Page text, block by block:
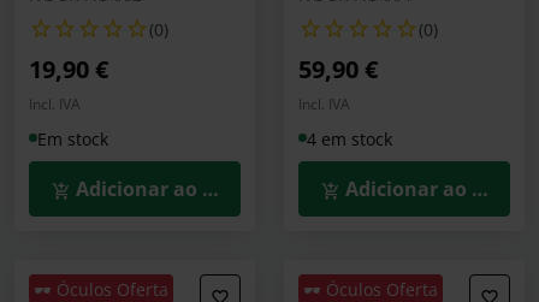
(0)
19,90 €
Incl. IVA
Em stock
Adicionar ao Carrinho
(0)
59,90 €
Incl. IVA
4 em stock
Adicionar ao
🕶️ Óculos Oferta 🕶️ Óculos Oferta